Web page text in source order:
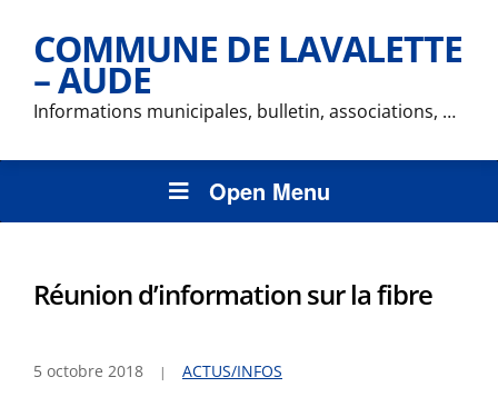
COMMUNE DE LAVALETTE
– AUDE
Informations municipales, bulletin, associations, …
Open Menu
Réunion d’information sur la fibre
5 octobre 2018 ACTUS/INFOS